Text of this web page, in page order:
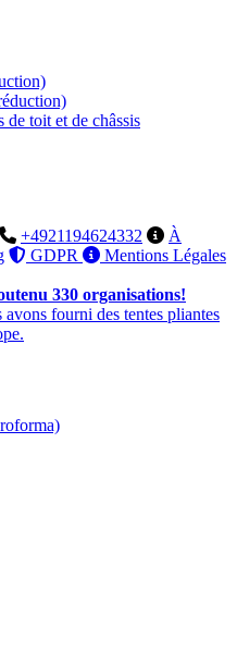
de toit et de châssis
+4921194624332
À
GDPR
Mentions Légales
330 organisations!